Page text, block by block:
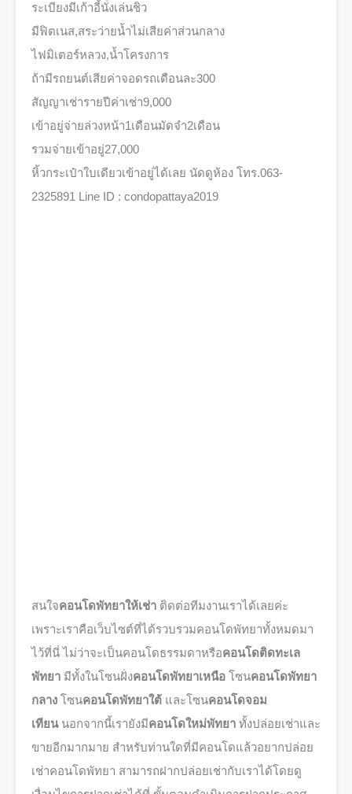
ระเบียงมีเก้าอี้นั่งเล่นชิว
มีฟิตเนส,สระว่ายน้ำไม่เสียค่าส่วนกลาง
ไฟมิเตอร์หลวง,น้ำโครงการ
ถ้ามีรถยนต์เสียค่าจอดรถเดือนละ300
สัญญาเช่ารายปีค่าเช่า9,000
เข้าอยู่จ่ายล่วงหน้า1เดือนมัดจำ2เดือน
รวมจ่ายเข้าอยู่27,000
หิ้วกระเป๋าใบเดียวเข้าอยู่ได้เลย นัดดูห้อง โทร.063-
2325891 Line ID : condopattaya2019
สนใจคอนโดพัทยาให้เช่า ติดต่อทีมงานเราได้เลยค่ะ
เพราะเราคือเว็บไซต์ที่ได้รวบรวมคอนโดพัทยาทั้งหมดมา
ไว้ที่นี่ ไม่ว่าจะเป็นคอนโดธรรมดาหรือคอนโดติดทะเล
พัทยา มีทั้งในโซนฝั่งคอนโดพัทยาเหนือ โซนคอนโดพัทยา
กลาง โซนคอนโดพัทยาใต้ และโซนคอนโดจอม
เทียน นอกจากนี้เรายังมีคอนโดใหม่พัทยา ทั้งปล่อยเช่าและ
ขายอีกมากมาย สำหรับท่านใดที่มีคอนโดแล้วอยากปล่อย
เช่าคอนโดพัทยา สามารถฝากปล่อยเช่ากับเราได้โดยดู